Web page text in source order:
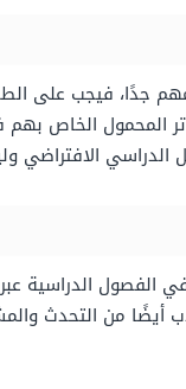
جدًا، فيجب على
المحمول الخاص
الدراسي
الدراسية عبر
أيضًا من التحدث